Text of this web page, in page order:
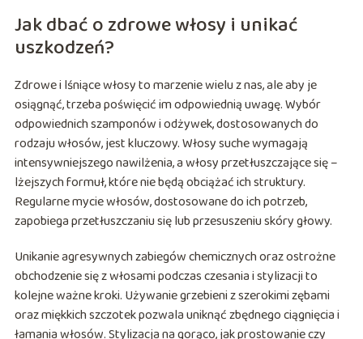
Jak dbać o zdrowe włosy i unikać
uszkodzeń?
Zdrowe i lśniące włosy to marzenie wielu z nas, ale aby je
osiągnąć, trzeba poświęcić im odpowiednią uwagę. Wybór
odpowiednich szamponów i odżywek, dostosowanych do
rodzaju włosów, jest kluczowy. Włosy suche wymagają
intensywniejszego nawilżenia, a włosy przetłuszczające się –
lżejszych formuł, które nie będą obciążać ich struktury.
Regularne mycie włosów, dostosowane do ich potrzeb,
zapobiega przetłuszczaniu się lub przesuszeniu skóry głowy.
Unikanie agresywnych zabiegów chemicznych oraz ostrożne
obchodzenie się z włosami podczas czesania i stylizacji to
kolejne ważne kroki. Używanie grzebieni z szerokimi zębami
oraz miękkich szczotek pozwala uniknąć zbędnego ciągnięcia i
łamania włosów. Stylizacja na gorąco, jak prostowanie czy